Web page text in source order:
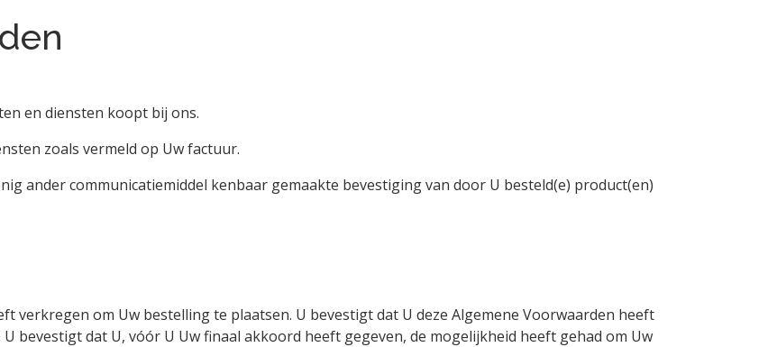
en diensten koopt bij ons.
zoals vermeld op Uw factuur.
ander communicatiemiddel kenbaar gemaakte bevestiging van door U besteld(e) product(en)
verkregen om Uw bestelling te plaatsen. U bevestigt dat U deze Algemene Voorwaarden heeft
bevestigt dat U, vóór U Uw finaal akkoord heeft gegeven, de mogelijkheid heeft gehad om Uw